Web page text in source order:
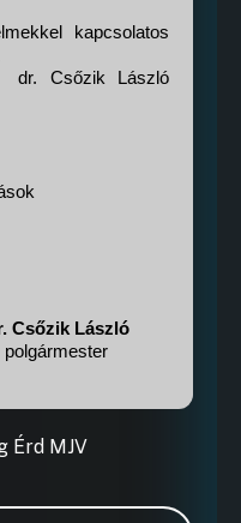
kapcsolatos
dr. Csőzik László
Csőzik László
polgármester
Érd MJV